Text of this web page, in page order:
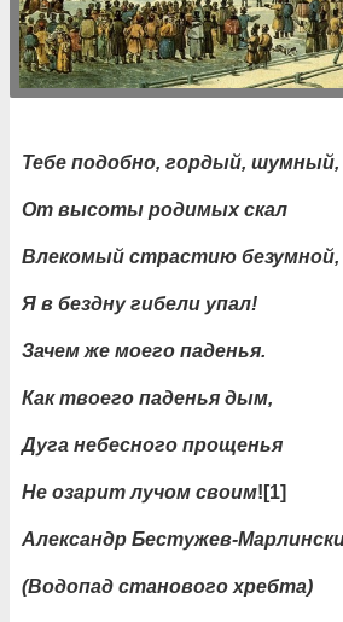
Тебе подобно, гордый, шумный,
От высоты родимых скал
Влекомый страстию безумной,
Я в бездну гибели упал!
Зачем же моего паденья.
Как твоего паденья дым,
Дуга небесного прощенья
Не озарит лучом своим![1]
Александр Бестужев-
(Водопад станового хребта)